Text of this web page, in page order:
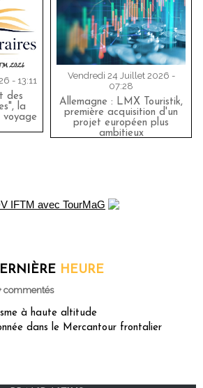
- 13:11
des
la
voyage
Vendredi 24 Juillet 2026 -
07:28
Allemagne : LMX Touristik,
première acquisition d'un
projet européen plus
ambitieux
HEURE
commentés
à haute altitude
dans le Mercantour frontalier